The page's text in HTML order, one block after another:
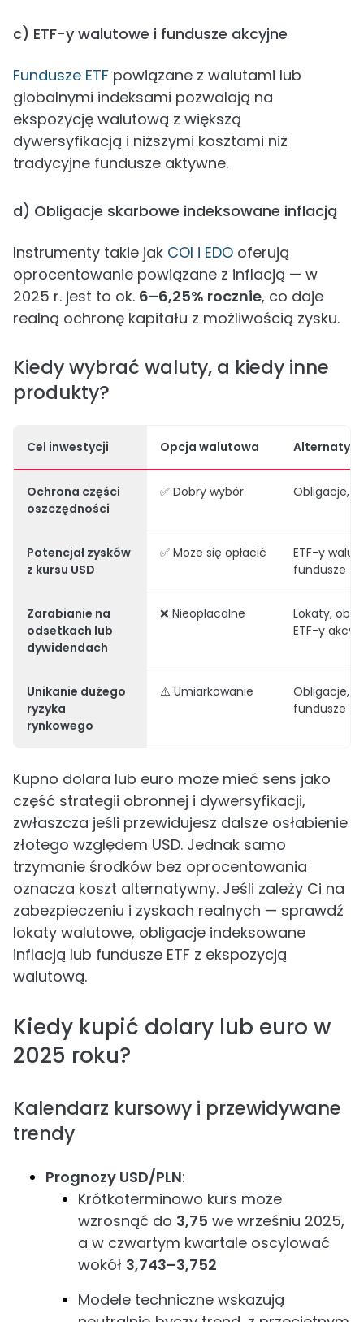
c) ETF-y walutowe i fundusze akcyjne
Fundusze ETF powiązane z walutami lub
globalnymi indeksami pozwalają na
ekspozycję walutową z większą
dywersyfikacją i niższymi kosztami niż
tradycyjne fundusze aktywne.
d) Obligacje skarbowe indeksowane inflacją
Instrumenty takie jak COI i EDO oferują
oprocentowanie powiązane z inflacją — w
2025 r. jest to ok. 6–6,25% rocznie, co daje
realną ochronę kapitału z możliwością zysku.
Kiedy wybrać waluty, a kiedy inne
produkty?
Cel inwestycji Opcja walutowa
Ochrona części
oszczędności
✅ Dobry wybór Obligacje,
Potencjał zysków
z kursu USD
✅ Może się opłacić
ETF-y
fundusze
Zarabianie na
odsetkach lub
dywidendach
❌ Nieopłacalne
Lokaty,
ETF-y
Unikanie dużego
ryzyka
rynkowego
⚠️ Umiarkowanie
Obligacje,
fundusze
Kupno dolara lub euro może mieć sens jako
część strategii obronnej i dywersyfikacji,
zwłaszcza jeśli przewidujesz dalsze osłabienie
złotego względem USD. Jednak samo
trzymanie środków bez oprocentowania
oznacza koszt alternatywny. Jeśli zależy Ci na
zabezpieczeniu i zyskach realnych — sprawdź
lokaty walutowe, obligacje indeksowane
inflacją lub fundusze ETF z ekspozycją
walutową.
Kiedy kupić dolary lub euro w
2025 roku?
Kalendarz kursowy i przewidywane
trendy
Prognozy USD/PLN:
Krótkoterminowo kurs może
wzrosnąć do 3,75 we wrześniu 2025,
a w czwartym kwartale oscylować
wokół 3,743–3,752
Modele techniczne wskazują